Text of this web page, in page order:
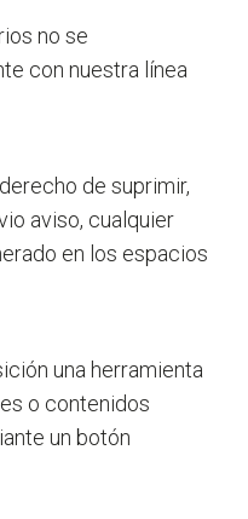
no se
con nuestra línea
de suprimir,
aviso, cualquier
en los espacios
una herramienta
o contenidos
un botón